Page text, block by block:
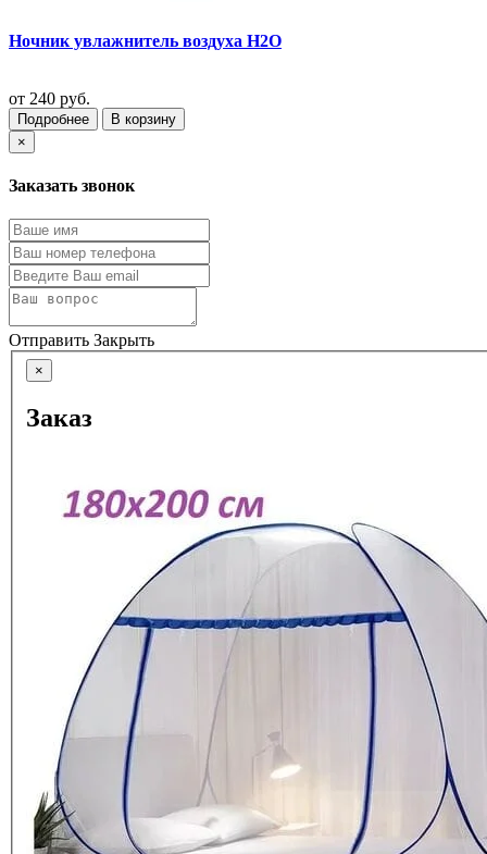
Ночник увлажнитель воздуха H2O
от 240 руб.
Подробнее
В корзину
×
Заказать звонок
Отправить Закрыть
×
Заказ